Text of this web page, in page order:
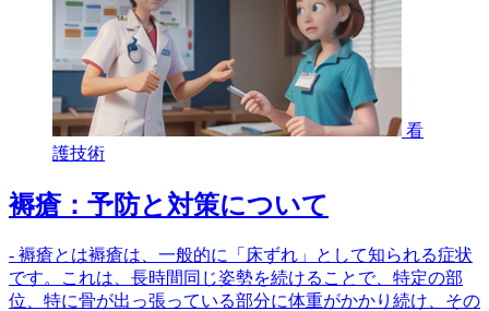
看
護技術
褥瘡：予防と対策について
- 褥瘡とは褥瘡は、一般的に「床ずれ」として知られる症状
です。これは、長時間同じ姿勢を続けることで、特定の部
位、特に骨が出っ張っている部分に体重がかかり続け、その